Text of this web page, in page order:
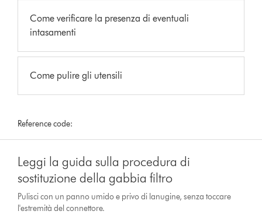
Come verificare la presenza di eventuali
intasamenti
Come pulire gli utensili
Reference code:
Leggi la guida sulla procedura di
sostituzione della gabbia filtro
Pulisci con un panno umido e privo di lanugine, senza toccare
l'estremità del connettore.